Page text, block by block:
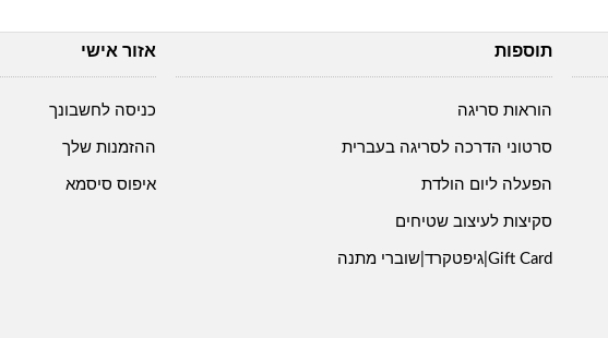
תוספות
הוראות סריגה
סרטוני הדרכה לסריגה בעברית
הפעלה ליום הולדת
סקיצות לעיצוב שטיחים
Gift Card|גיפטקרד|שוברי מתנה
אזור אישי
כניסה לחשבונך
ההזמנות שלך
איפוס סיסמא